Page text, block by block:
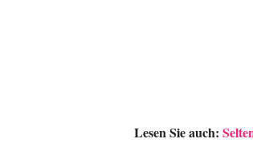
Lesen Sie auch: